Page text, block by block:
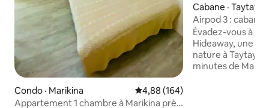
Condo · Marikina Note moyenne de 4,88 sur 5,
4,88 (164)
Appartement 1 chambre à Marikina près
Cabane · Taytay
Airpod 3 : cabane
wifi et feu de
Évadez-vous à
Hideaway, une
nature à Taytay,
minutes de